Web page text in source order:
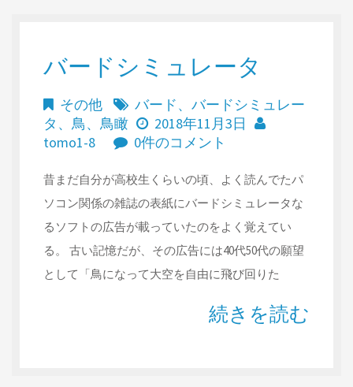
バードシミュレータ
その他 バード、 バードシミュレー
タ 、 鳥、 鳥瞰
2018年11月3日
tomo1-8
0件のコメント
昔まだ自分が高校生くらいの頃、よく読んでたパ
ソコン関係の雑誌の表紙にバードシミュレータな
るソフトの広告が載っていたのをよく覚えてい
る。 古い記憶だが、その広告には40代50代の願望
として「鳥になって大空を自由に飛び回りた
続きを読む